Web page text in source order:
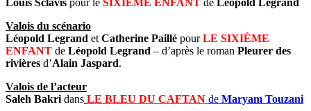
Louis Sclavis pour le SIXIÈME ENFANT de Léopold Legrand
Valois du scénario
Léopold Legrand et Catherine Paillé pourLE SIXIÈME
ENFANT de Léopold Legrand – d’après le roman Pleurer des
rivières d’Alain Jaspard.
Valois de l’acteur
Saleh Bakri dans LE BLEU DU CAFTAN de Maryam Touzani